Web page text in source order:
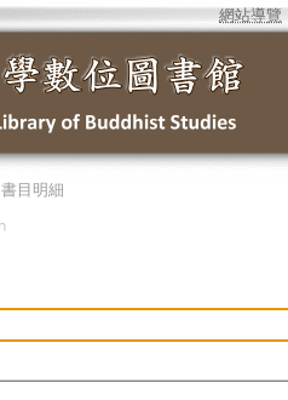
網站導覽
書目明細